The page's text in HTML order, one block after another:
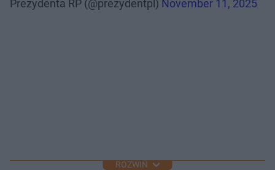
Prezydenta RP (@prezydentpl) November 11, 2025
ROZWIŃ